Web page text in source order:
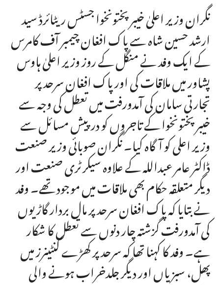
نگران وزیر اعلیٰ خیبر پختونخوا جسٹس ریٹائرڈ سید
ارشد حسین شاہ سے پاک افغان چیمبر آف کامرس
کے ایک وفد نے منگل کے روز وزیر اعلیٰ ہاوس
پشاور میں ملاقات کی اور پاک افغان سرحد پر
تجارتی سامان کی آمدورفت میں تعطل کی وجہ سے
خیبر پختونخوا کے تاجروں کو درپیش مسائل سے
وزیر اعلی کو آگاہ کیا۔ نگران صوبائی وزیر صنعت
ڈاکٹر عامر عبداللہ کے علاوہ سیکرٹری صنعت اور
دیگر متعلقہ حکام بھی ملاقات میں موجود تھے۔ وفد
نے بتایا کہ پاک افغان سرحد پر مال بردار گاڑیوں
کی آمدورفت گزشتہ چار دنوں سے تعطل کا شکار
ہے۔ وفد کا کہنا تھا کہ سرحد پر کھڑے کنٹینرز میں
پھل، سبزیاں اور دیگر جلدخراب ہونے والی